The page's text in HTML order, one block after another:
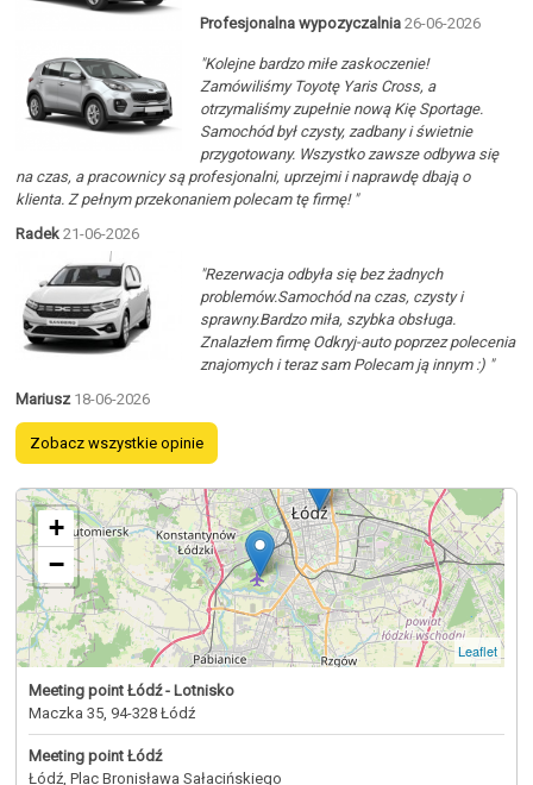
Profesjonalna wypozyczalnia 26-06-2026
"Kolejne bardzo miłe zaskoczenie!
Zamówiliśmy Toyotę Yaris Cross, a
otrzymaliśmy zupełnie nową Kię Sportage.
Samochód był czysty, zadbany i świetnie
przygotowany. Wszystko zawsze odbywa się
na czas, a pracownicy są profesjonalni, uprzejmi i naprawdę dbają o
klienta. Z pełnym przekonaniem polecam tę firmę! "
Radek 21-06-2026
"Rezerwacja odbyła się bez żadnych
problemów.Samochód na czas, czysty i
sprawny.Bardzo miła, szybka obsługa.
Znalazłem firmę Odkryj-auto poprzez polecenia
znajomych i teraz sam Polecam ją innym :) "
Mariusz 18-06-2026
Zobacz wszystkie opinie
+
−
Leaflet
Meeting point Łódź - Lotnisko
Maczka 35, 94-328 Łódź
Meeting point Łódź
Łódź, Plac Bronisława Sałacińskiego